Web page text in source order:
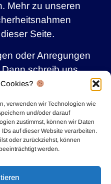
verwenden wir Technologien wie
und/oder darauf
zustimmst, können wir Daten
auf dieser Website verarbeiten.
oder zurückziehst, können
werden.
Mehr zu unseren
Seite.
oder Anregungen
schreib uns
online.de
Teste die Beta